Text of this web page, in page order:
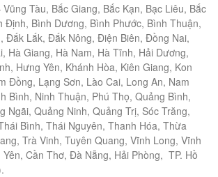
Tàu, Bắc Giang, Bắc Kạn, Bạc Liêu, Bắc
Định, Bình Dương, Bình Phước, Bình Thuận,
Đắk Lắk, Đắk Nông, Điện Biên, Đồng Nai,
Hà Giang, Hà Nam, Hà Tĩnh, Hải Dương,
Hưng Yên, Khánh Hòa, Kiên Giang, Kon
Đồng, Lạng Sơn, Lào Cai, Long An, Nam
Bình, Ninh Thuận, Phú Thọ, Quảng Bình,
Ngãi, Quảng Ninh, Quảng Trị, Sóc Trăng,
Bình, Thái Nguyên, Thanh Hóa, Thừa
Trà Vinh, Tuyên Quang, Vĩnh Long, Vĩnh
Yên, Cần Thơ, Đà Nẵng, Hải Phòng, TP. Hồ